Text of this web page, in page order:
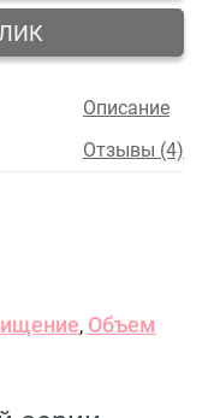
Описание
Отзывы (4)
, Объем